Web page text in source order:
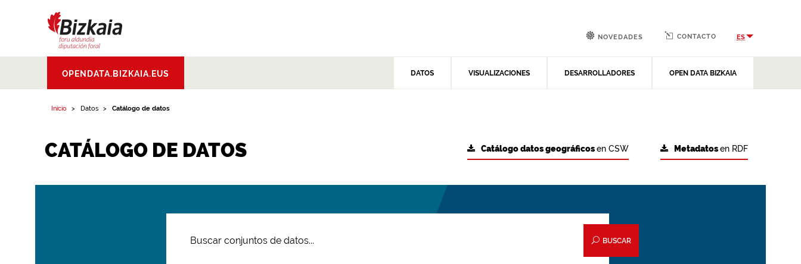
Aldundia.Diputacion
Foral de Bizkaia
OPENDATA.BIZKAIA.EUS DATOS VISUALIZACIONES DESARROLLADORES OPEN DATA BIZKAIA
NOVEDADES CONTACTO ES
Inicio Datos Catálogo de datos
CATÁLOGO DE DATOS Metadatosen RDF
Catálogo datos geográficosen CSW
BUSCAR